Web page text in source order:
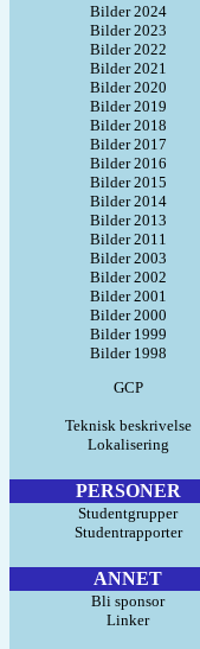
Bilder 2024
Bilder 2023
Bilder 2022
Bilder 2021
Bilder 2020
Bilder 2019
Bilder 2018
Bilder 2017
Bilder 2016
Bilder 2015
Bilder 2014
Bilder 2013
Bilder 2011
Bilder 2003
Bilder 2002
Bilder 2001
Bilder 2000
Bilder 1999
Bilder 1998
GCP
Teknisk beskrivelse
Lokalisering
PERSONER
Studentgrupper
Studentrapporter
ANNET
Bli sponsor
Linker